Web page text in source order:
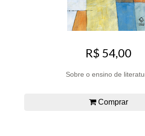
R$ 54,00
Sobre o ensino de
Comprar